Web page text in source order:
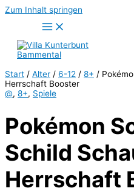
Zum Inhalt springen
Start / Alter / 6-12 / 8+ /
Herrschaft Booster
@, 8+, Spiele
Pokémon
Schild
Herrschaft